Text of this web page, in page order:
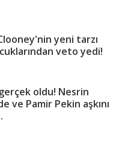
yeni tarzı
veto yedi!
oldu! Nesrin
ve Pamir Pekin aşkını